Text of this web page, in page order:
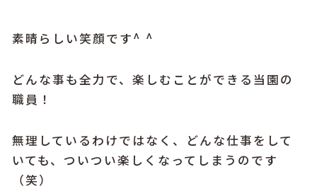
素晴らしい笑顔です^ ^
どんな事も全力で、楽しむことができる当園の
職員！
無理しているわけではなく、どんな仕事をして
いても、ついつい楽しくなってしまうのです
（笑）